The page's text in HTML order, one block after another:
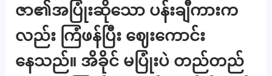
ဇာ၏အပြုံးဆိုသော ပန်းချီကားက
လည်း ကြံဖန်ပြီး ဈေးကောင်း
နေသည်။ အိခိုင် မပြုံးပဲ တည်တည်